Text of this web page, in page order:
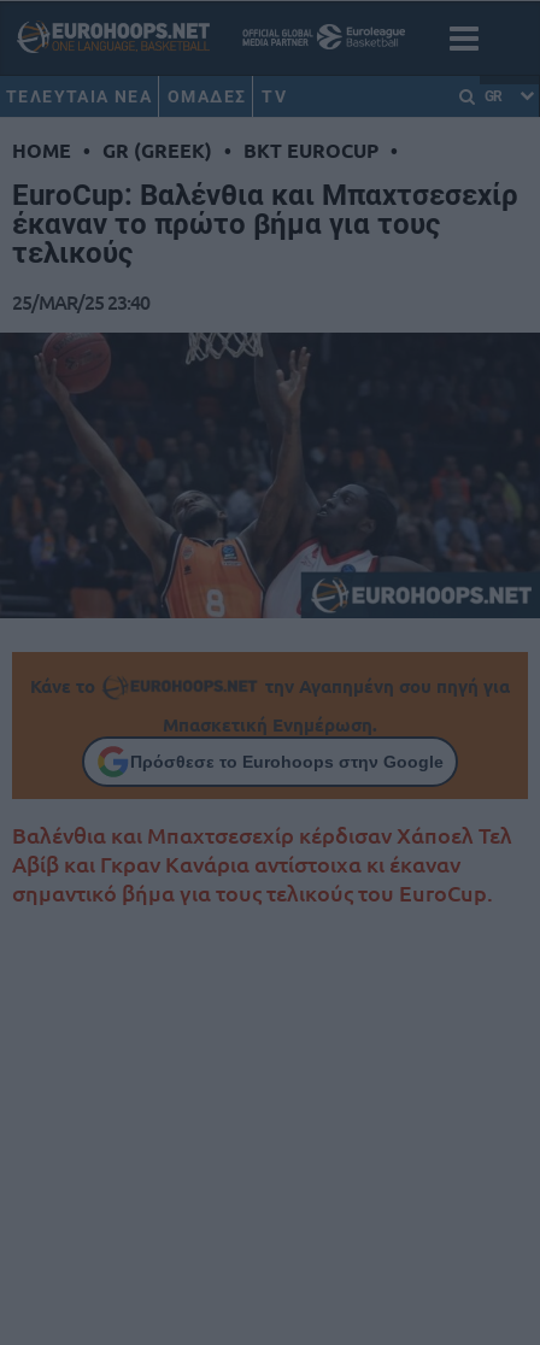
ΤΕΛΕΥΤΑΙΑ ΝΕΑ ΟΜΑΔΕΣ TV GR
HOME • GR (GREEK) • BKT EUROCUP •
EuroCup: Βαλένθια και Μπαχτσεσεχίρ
έκαναν το πρώτο βήμα για τους
τελικούς
25/MAR/25 23:40
Κάνε το
την Αγαπημένη σου πηγή για
Μπασκετική Ενημέρωση.
Πρόσθεσε το Eurohoops στην Google
Βαλένθια και Μπαχτσεσεχίρ κέρδισαν Χάποελ Τελ
Αβίβ και Γκραν Κανάρια αντίστοιχα κι έκαναν
σημαντικό βήμα για τους τελικούς του EuroCup.